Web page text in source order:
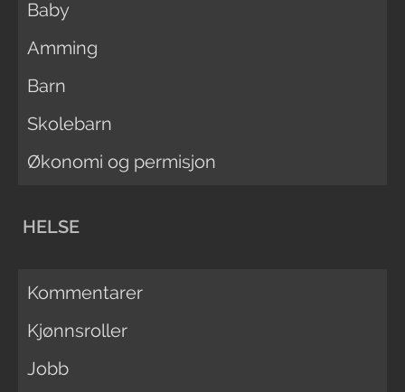
Baby
Amming
Barn
Skolebarn
Økonomi og permisjon
HELSE
Kommentarer
Kjønnsroller
Jobb